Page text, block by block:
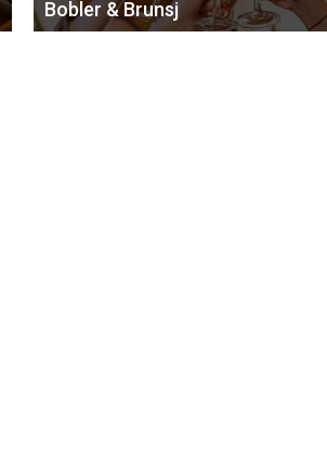
Bobler & Brunsj